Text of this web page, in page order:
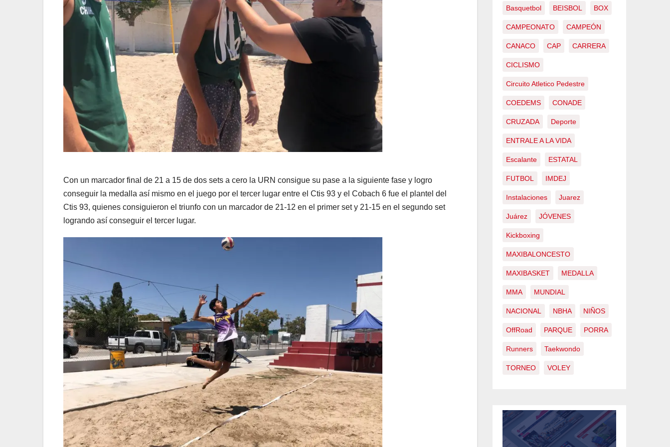
Con un marcador final de 21 a 15 de dos sets a cero la URN consigue su pase a la siguiente fase y logro
conseguir la medalla así mismo en el juego por el tercer lugar entre el Ctis 93 y el Cobach 6 fue el plantel del
Ctis 93, quienes consiguieron el triunfo con un marcador de 21-12 en el primer set y 21-15 en el segundo set
logrando así conseguir el tercer lugar.
Basquetbol BEISBOL BOX
CAMPEONATO CAMPEÓN
CANACO CAP CARRERA
CICLISMO
Circuito Atletico Pedestre
COEDEMS CONADE
CRUZADA Deporte
ENTRALE A LA VIDA
Escalante ESTATAL
FUTBOL IMDEJ
Instalaciones Juarez
Juárez JÓVENES
Kickboxing
MAXIBALONCESTO
MAXIBASKET MEDALLA
MMA MUNDIAL
NACIONAL NBHA NIÑOS
OffRoad PARQUE PORRA
Runners Taekwondo
TORNEO VOLEY